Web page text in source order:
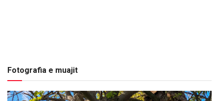
Fotografia e muajit